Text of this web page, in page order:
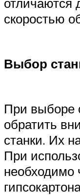
отличаются
скоростью
Выбор
При выборе
обратить
станки. Их
При
необходимо